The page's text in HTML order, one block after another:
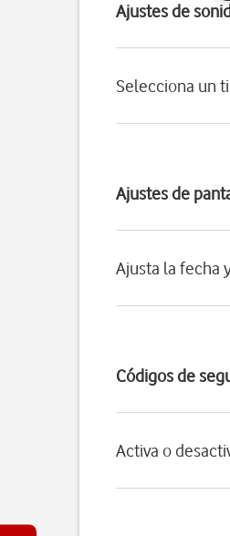
Ajustes de
Selecciona un
Ajustes de
Ajusta la fecha
Códigos de
Activa o